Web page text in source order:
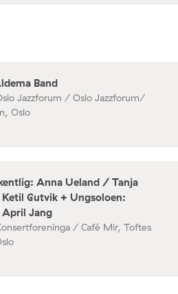
Band
Jazzforum / Oslo Jazzforum/
Oslo
Anna Ueland / Tanja
Gutvik + Ungsoloen:
April Jang
/ Café Mir, Toftes